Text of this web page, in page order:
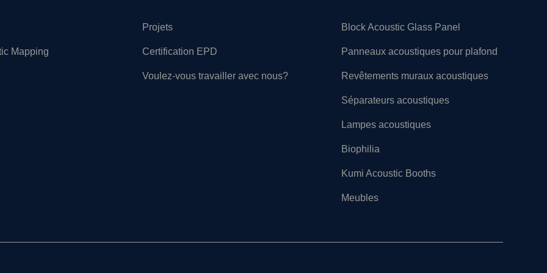
Mapping
Projets
Certification EPD
Voulez-vous travailler avec nous?
Block Acoustic Glass Panel
Panneaux acoustiques pour plafond
Revêtements muraux acoustiques
Séparateurs acoustiques
Lampes acoustiques
Biophilia
Kumi Acoustic Booths
Meubles